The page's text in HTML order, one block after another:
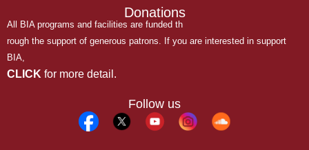
Donations
All BIA programs and facilities are funded th
rough the support of generous patrons. If you are interested in support
BIA,
CLICK for more detail.
Follow us